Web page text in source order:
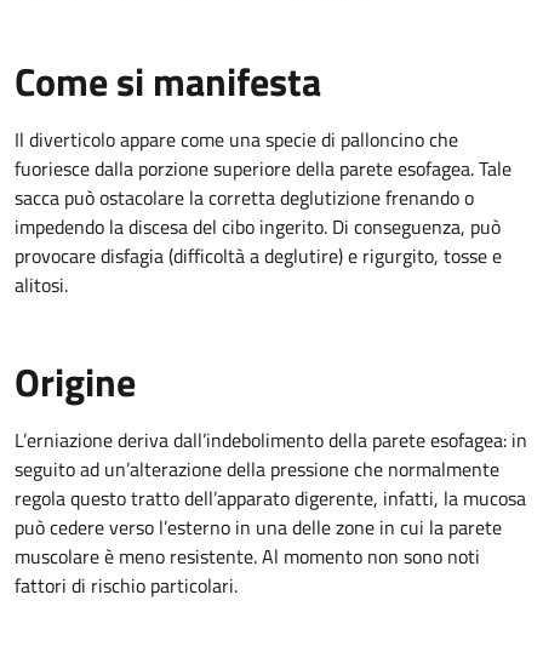
Come si manifesta
Il diverticolo appare come una specie di palloncino che
fuoriesce dalla porzione superiore della parete esofagea. Tale
sacca può ostacolare la corretta deglutizione frenando o
impedendo la discesa del cibo ingerito. Di conseguenza, può
provocare disfagia (difficoltà a deglutire) e rigurgito, tosse e
alitosi.
Origine
L’erniazione deriva dall’indebolimento della parete esofagea: in
seguito ad un’alterazione della pressione che normalmente
regola questo tratto dell’apparato digerente, infatti, la mucosa
può cedere verso l’esterno in una delle zone in cui la parete
muscolare è meno resistente. Al momento non sono noti
fattori di rischio particolari.